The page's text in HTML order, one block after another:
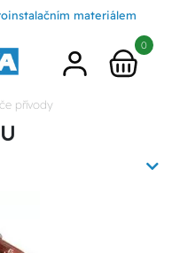
materiálem
0
přívody